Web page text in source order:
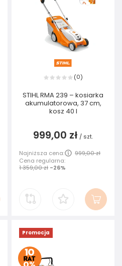
(0)
STIHL RMA 239 – kosiarka
akumulatorowa, 37 cm,
kosz 40 l
999,00 zł / szt.
Najniższa cena:
999,00 zł
Cena regularna:
1 359,00 zł -26%
Promocja